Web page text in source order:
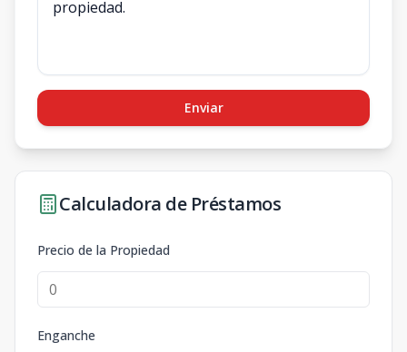
Enviar
Calculadora de Préstamos
Precio de la Propiedad
Enganche